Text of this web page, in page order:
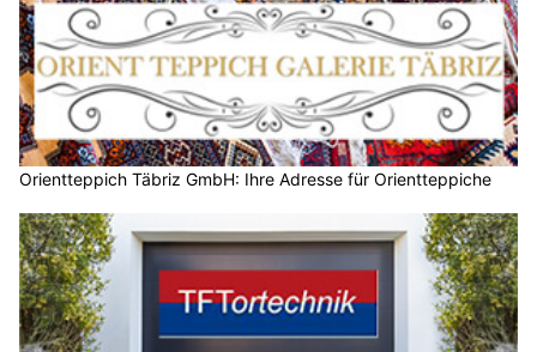
Orientteppich Täbriz GmbH: Ihre Adresse für Orientteppiche